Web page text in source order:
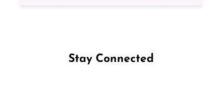
Stay Connected